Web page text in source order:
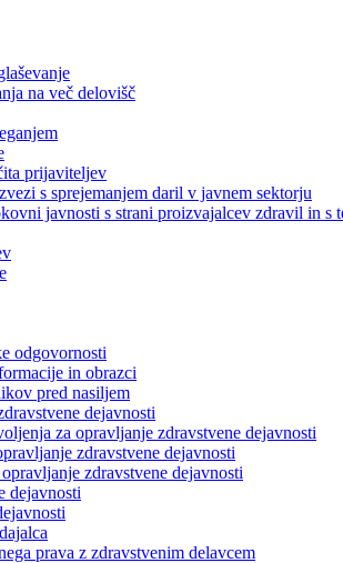
na več delovišč
prijaviteljev
s sprejemanjem daril v javnem sektorju
javnosti s strani proizvajalcev zdravil in s
odgovornosti
in obrazci
pred nasiljem
dejavnosti
za opravljanje zdravstvene dejavnosti
zdravstvene dejavnosti
zdravstvene dejavnosti
dejavnosti
prava z zdravstvenim delavcem